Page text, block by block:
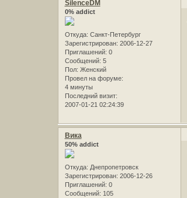
SilenceDM
0% addict
Откуда: Санкт-Петербург
Зарегистрирован: 2006-12-27
Приглашений: 0
Сообщений: 5
Пол: Женский
Провел на форуме:
4 минуты
Последний визит:
2007-01-21 02:24:39
Вика
50% addict
Откуда: Днепропетровск
Зарегистрирован: 2006-12-26
Приглашений: 0
Сообщений: 105